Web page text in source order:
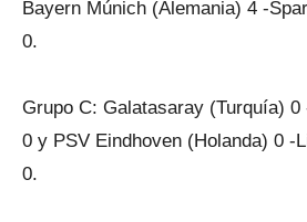
Bayern Múnich (Alemania) 4 -
0.
Grupo C: Galatasaray (Turquía)
0 y PSV Eindhoven (Holanda) 0 -
0.